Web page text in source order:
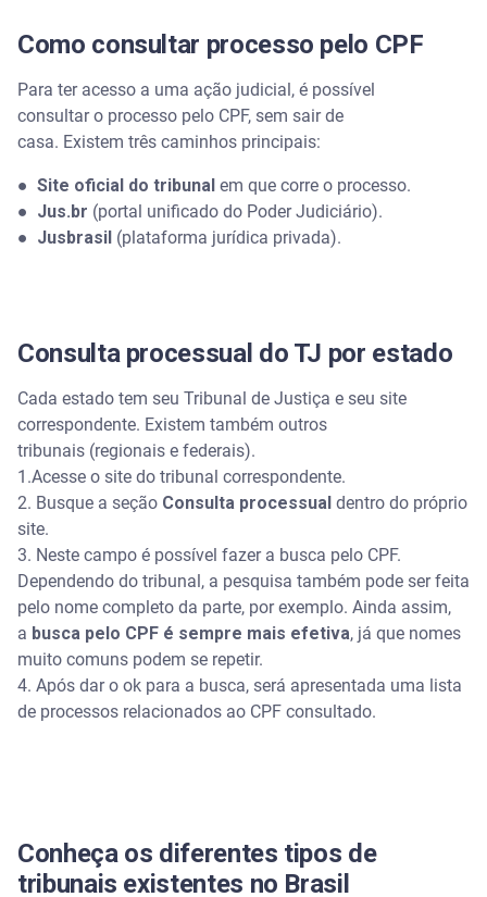
Como consultar processo pelo CPF
Para ter acesso a uma ação judicial, é possível
consultar o processo pelo CPF, sem sair de
casa. Existem três caminhos principais:
● Site oficial do tribunal em que corre o processo.
● Jus.br (portal unificado do Poder Judiciário).
● Jusbrasil (plataforma jurídica privada).
Consulta processual do TJ por estado
Cada estado tem seu Tribunal de Justiça e seu site
correspondente. Existem também outros
tribunais (regionais e federais).
1.Acesse o site do tribunal correspondente.
2. Busque a seção Consulta processual dentro do próprio
site.
3. Neste campo é possível fazer a busca pelo CPF.
Dependendo do tribunal, a pesquisa também pode ser feita
pelo nome completo da parte, por exemplo. Ainda assim,
a busca pelo CPF é sempre mais efetiva, já que nomes
muito comuns podem se repetir.
4. Após dar o ok para a busca, será apresentada uma lista
de processos relacionados ao CPF consultado.
Conheça os diferentes tipos de
tribunais existentes no Brasil